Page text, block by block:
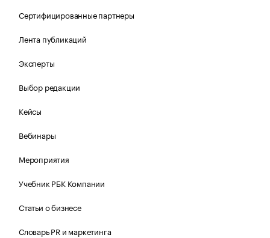
Сертифицированные партнеры
Лента публикаций
Эксперты
Выбор редакции
Кейсы
Вебинары
Мероприятия
Учебник РБК Компании
Статьи о бизнесе
Словарь PR и маркетинга